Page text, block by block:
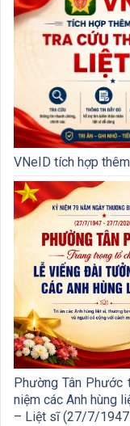
VNeID tích hợp
Phường Tân
niệm các Anh hùng
– Liệt sĩ (27/7/